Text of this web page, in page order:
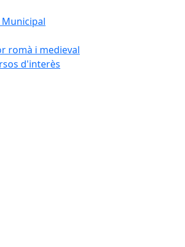
romà i medieval
d'interès